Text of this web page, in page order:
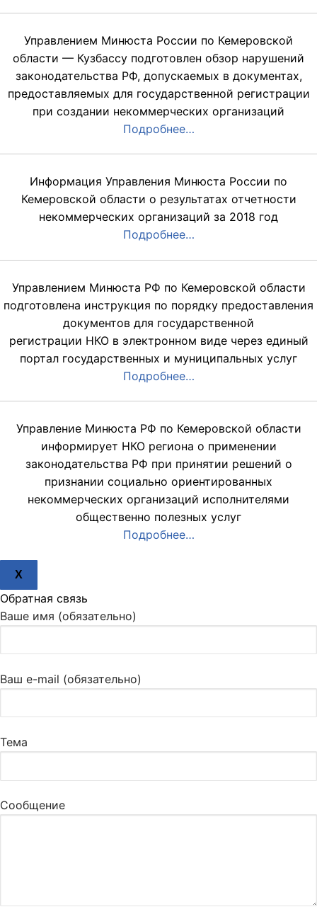
Управлением Минюста России по Кемеровской
области — Кузбассу подготовлен обзор нарушений
законодательства РФ, допускаемых в документах,
предоставляемых для государственной регистрации
при создании некоммерческих организаций
Подробнее…
Информация Управления Минюста России по
Кемеровской области о результатах отчетности
некоммерческих организаций за 2018 год
Подробнее…
Управлением Минюста РФ по Кемеровской области
подготовлена инструкция по порядку предоставления
документов для государственной
регистрации НКО в электронном виде через единый
портал государственных и муниципальных услуг
Подробнее…
Управление Минюста РФ по Кемеровской области
информирует НКО региона о применении
законодательства РФ при принятии решений о
признании социально ориентированных
некоммерческих организаций исполнителями
общественно полезных услуг
Подробнее…
X
Обратная связь
Ваше имя (обязательно)
Ваш e-mail (обязательно)
Тема
Сообщение